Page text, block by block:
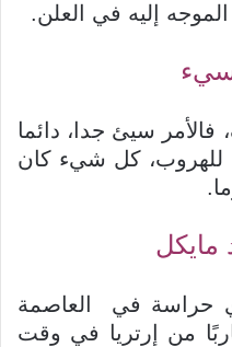
إليه في العلن.
سيء
فالأمر سيئ جدا، دائما
للهروب، كل شيء كان
مايكل
حراسة في العاصمة
هاربًا من إرتريا في وقت